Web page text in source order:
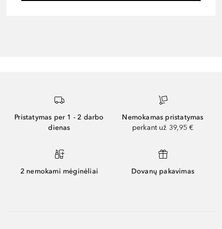
Pristatymas per 1 - 2 darbo
dienas
Nemokamas pristatymas
perkant už 39,95 €
2 nemokami mėginėliai Dovanų pakavimas